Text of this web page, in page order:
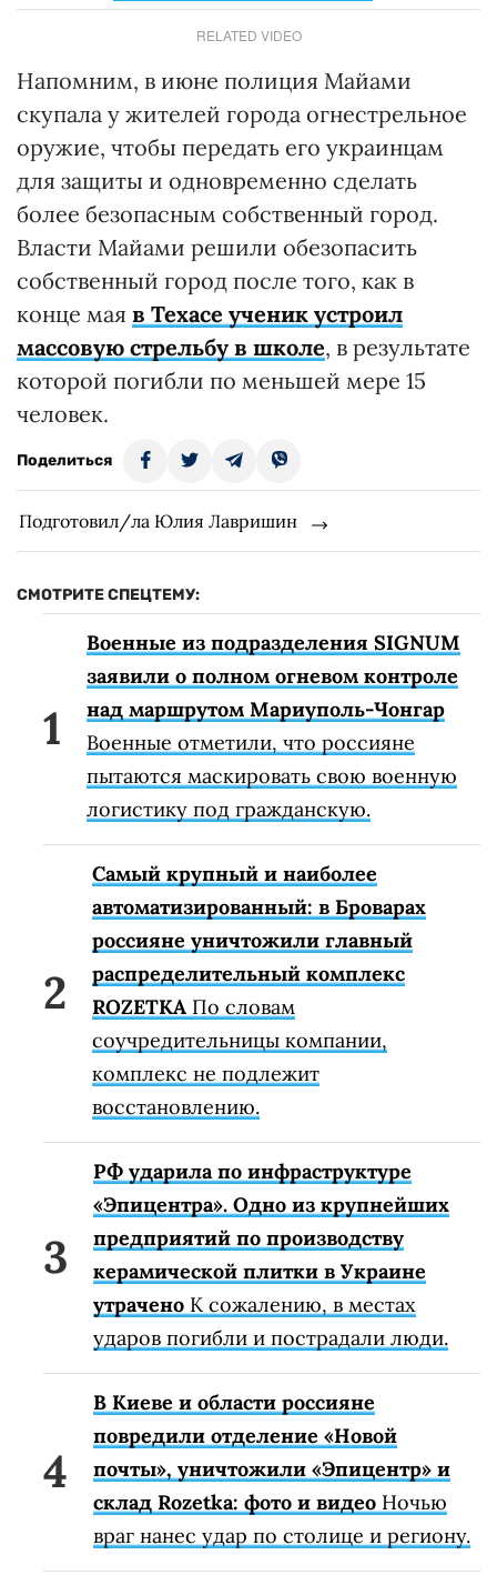
RELATED VIDEO
Напомним, в июне полиция Майами
скупала у жителей города огнестрельное
оружие, чтобы передать его украинцам
для защиты и одновременно сделать
более безопасным собственный город.
Власти Майами решили обезопасить
собственный город после того, как в
конце мая в Техасе ученик устроил
массовую стрельбу в школе, в результате
которой погибли по меньшей мере 15
человек.
Поделиться
Подготовил/ла Юлия Лавришин
СМОТРИТЕ СПЕЦТЕМУ:
Военные из подразделения SIGNUM
заявили о полном огневом контроле
над маршрутом Мариуполь-Чонгар
Военные отметили, что россияне
пытаются маскировать свою военную
логистику под гражданскую.
Самый крупный и наиболее
автоматизированный: в Броварах
россияне уничтожили главный
распределительный комплекс
ROZETKA По словам
соучредительницы компании,
комплекс не подлежит
восстановлению.
РФ ударила по инфраструктуре
«Эпицентра». Одно из крупнейших
предприятий по производству
керамической плитки в Украине
утрачено К сожалению, в местах
ударов погибли и пострадали люди.
В Киеве и области россияне
повредили отделение «Новой
почты», уничтожили «Эпицентр» и
склад Rozetka: фото и видео Ночью
враг нанес удар по столице и региону.